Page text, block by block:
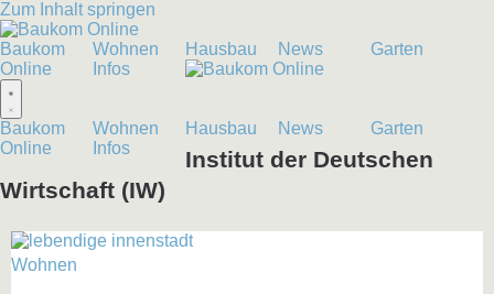
Zum Inhalt springen
Baukom
Online
Wohnen Hausbau News
Garten
Infos
Baukom
Online
Wohnen Hausbau News
Garten
Infos
Institut der Deutschen
Wirtschaft (IW)
Wohnen